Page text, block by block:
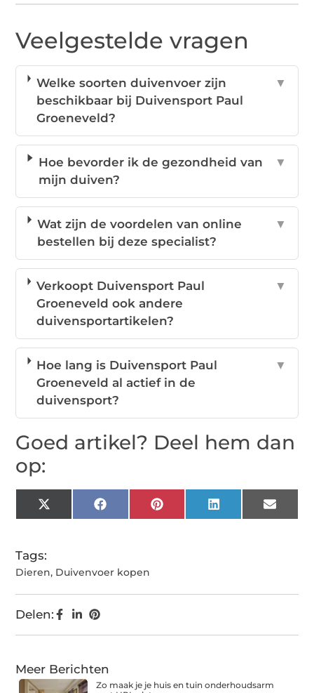
Veelgestelde vragen
Welke soorten duivenvoer zijn
beschikbaar bij Duivensport Paul
Groeneveld?
▼
Hoe bevorder ik de gezondheid van
mijn duiven?
▼
Wat zijn de voordelen van online
bestellen bij deze specialist?
▼
Verkoopt Duivensport Paul
Groeneveld ook andere
duivensportartikelen?
▼
Hoe lang is Duivensport Paul
Groeneveld al actief in de
duivensport?
▼
Goed artikel? Deel hem dan
op:
X
(Twitter)
FacebookPinterestLinkedIn Email
Tags:
Dieren, Duivenvoer kopen
Delen:
Meer Berichten
Zo maak je je huis en tuin onderhoudsarm